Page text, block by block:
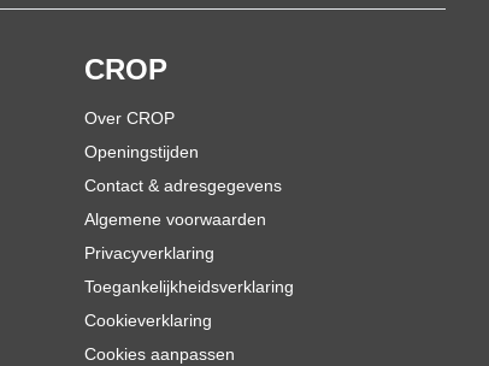
CROP
Over CROP
Openingstijden
Contact & adresgegevens
Algemene voorwaarden
Privacyverklaring
Toegankelijkheidsverklaring
Cookieverklaring
Cookies aanpassen